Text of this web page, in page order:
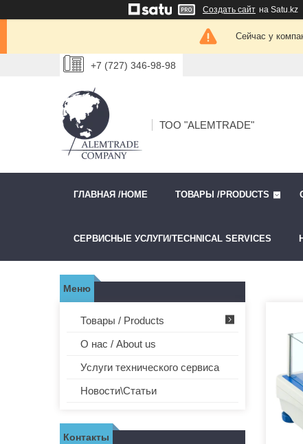
Создать сайт на Satu.kz
Сейчас у
+7 (727) 346-98-98
ТОО "ALEMTRADE"
ГЛАВНАЯ /HOME ТОВАРЫ /PRODUCTS
СЕРВИСНЫЕ УСЛУГИ/TECHNICAL SERVICES
Товары / Products
О нас / About us
Услуги технического сервиса
Новости\Статьи
Контакты